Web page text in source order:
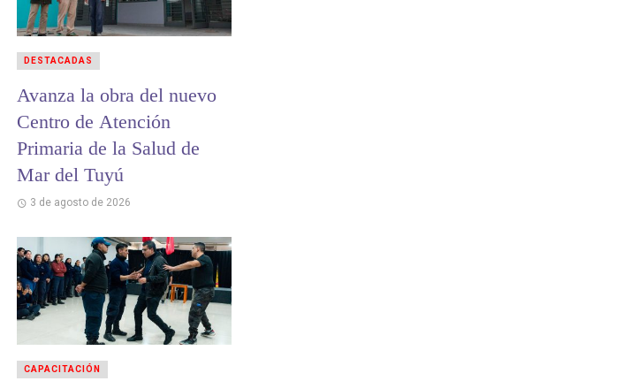
Avanza la obra del nuevo
Centro de Atención
Primaria de la Salud de
Mar del Tuyú
3 de agosto de 2026
DESTACADAS
CAPACITACIÓN